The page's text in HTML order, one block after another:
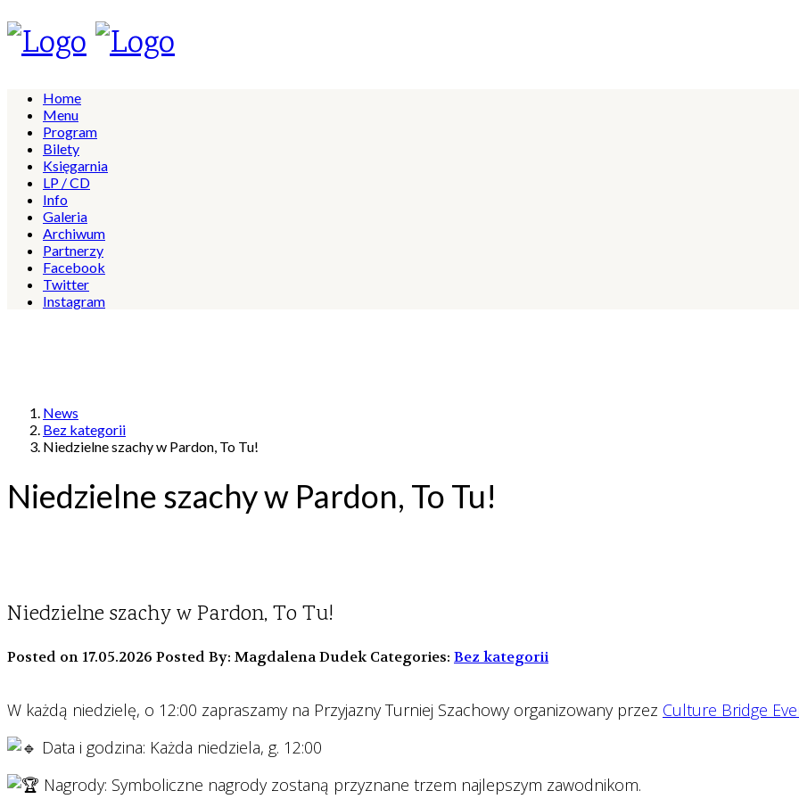
Home
Menu
Program
Bilety
Księgarnia
LP / CD
Info
Galeria
Archiwum
Partnerzy
Facebook
Twitter
Instagram
News
Bez kategorii
Niedzielne szachy w Pardon, To Tu!
Niedzielne szachy w Pardon, To Tu!
Niedzielne szachy w Pardon, To Tu!
Posted on 17.05.2026 Posted By: Magdalena Dudek Categories: Bez kategorii
W każdą niedzielę, o 12:00 zapraszamy na Przyjazny Turniej Szachowy organizowany przez Culture Bridge
Data i godzina: Każda niedziela, g. 12:00
Nagrody: Symboliczne nagrody zostaną przyznane trzem najlepszym zawodnikom.